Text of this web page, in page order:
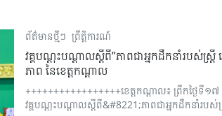
ព័ត៌មានថ្មីៗ ព្រឹត្តិការណ៍
វគ្គបណ្តុះបណ្តាលស្តីពី”ភាពជាអ្នកដឹកនាំរបស់ស្ត្រី
ភាព នៃខេត្តកណ្តាល
+++++++++++++++++ខេត្តកណ្តាល៖ ព្រឹកថ្ងៃទី១
វគ្គបណ្តុះបណ្តាលស្តីពី&#8221;ភាពជាអ្នកដឹកនាំរបស់